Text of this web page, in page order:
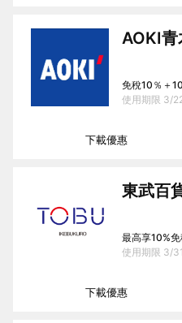
AOKI青
使用期限 3/
免稅10％＋
下載優惠
東武百
使用期限 3/
最高享10%
下載優惠